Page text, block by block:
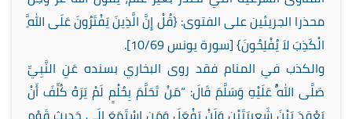
محذرا الجريئين على الفتوى: {قُلْ إِنَّ الَّذِينَ يَفْتَرُونَ عَلَى اللَّهِ
الْكَذِبَ لاَ يُفْلِحُونَ} [سورة يونس 10/69].
والكذب في المنام فقد روى البخاري بسنده عَنِ النَّبِيِّ
صَلَّى اللَّهُ عَلَيْهِ وَسَلَّمَ قَالَ: “مَنْ تَحَلَّمَ بِحُلْمٍ لَمْ يَرَهُ كُلِّفَ أَنْ